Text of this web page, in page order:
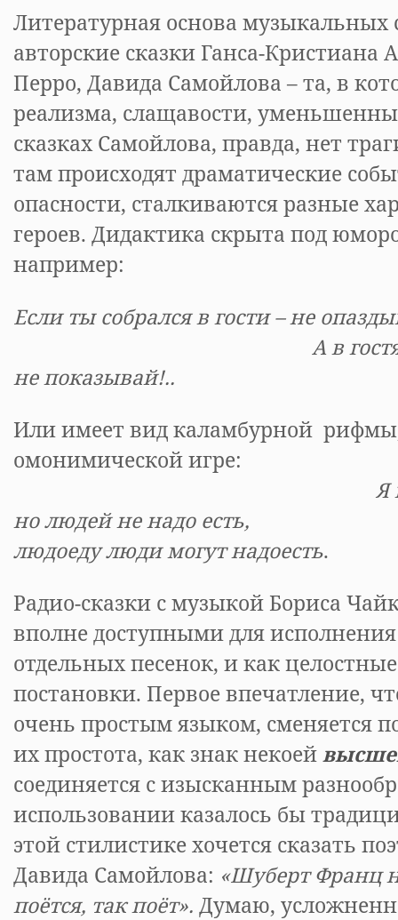
Литературная основа музыкальных
авторские сказки Ганса-Кристиана
Перро, Давида Самойлова – та, в
реализма, слащавости,
сказках Самойлова, правда, нет
там происходят драматические
опасности, сталкиваются разные
героев. Дидактика скрыта под
например:
Если ты собрался в гости – не
А в гостях
не показывай!..
Или имеет вид каламбурной
омонимической игре:
Я
но людей не надо
людоеду люди могут надоесть.
Радио-сказки с музыкой Бориса
вполне доступными для
отдельных песенок, и как
постановки. Первое впечатление,
очень простым языком, сменяется
их простота, как знак некоей
соединяется с изысканным
использовании казалось бы
этой стилистике хочется сказать
Давида Самойлова: «Шуберт Франц
поётся, так поёт». Думаю,